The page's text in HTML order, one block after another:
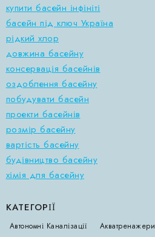
купити басейн інфініті
басейн під ключ Україна
рідкий хлор
довжина басейну
консервація басейнів
оздоблення басейну
побудувати басейн
проекти басейнів
розмір басейну
вартість басейну
будівництво басейну
хімія для басейну
КАТЕГОРІЇ
Автономні Каналізації Акватренажери